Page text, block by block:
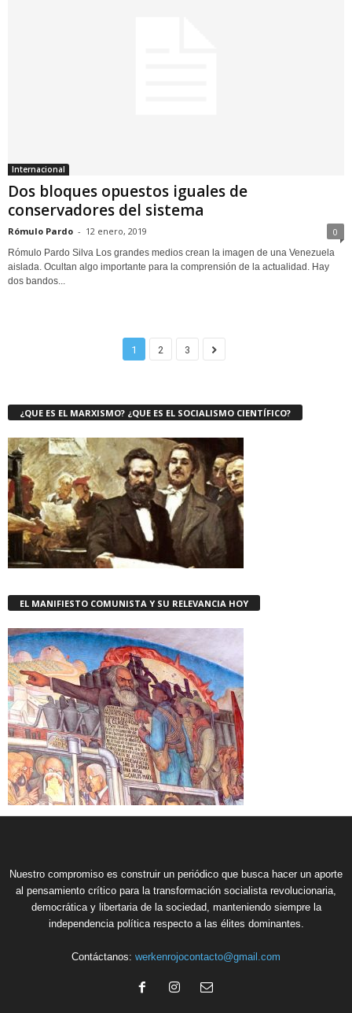
Internacional
Dos bloques opuestos iguales de
conservadores del sistema
Rómulo Pardo - 12 enero, 2019 0
Rómulo Pardo Silva Los grandes medios crean la imagen de una Venezuela
aislada. Ocultan algo importante para la comprensión de la actualidad. Hay
dos bandos...
1 2 3
¿QUE ES EL MARXISMO? ¿QUE ES EL SOCIALISMO CIENTÍFICO?
EL MANIFIESTO COMUNISTA Y SU RELEVANCIA HOY
Nuestro compromiso es construir un periódico que busca hacer un aporte
al pensamiento crítico para la transformación socialista revolucionaria,
democrática y libertaria de la sociedad, manteniendo siempre la
independencia política respecto a las élites dominantes.
Contáctanos: werkenrojocontacto@gmail.com